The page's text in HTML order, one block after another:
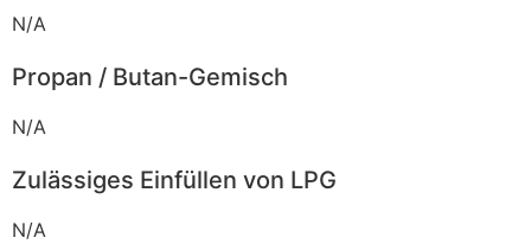
N/A
Propan / Butan-Gemisch
N/A
Zulässiges Einfüllen von LPG
N/A